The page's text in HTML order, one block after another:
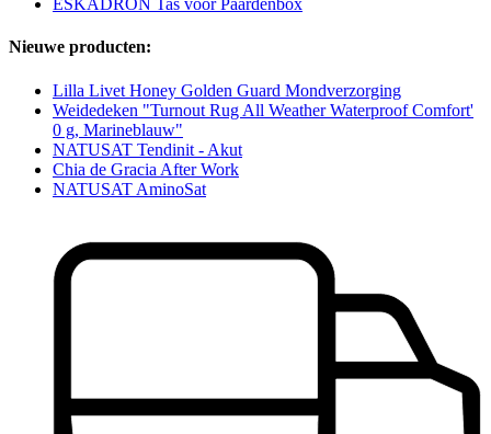
ESKADRON Tas voor Paardenbox
Nieuwe producten:
Lilla Livet Honey Golden Guard Mondverzorging
Weidedeken "Turnout Rug All Weather Waterproof Comfort'
0 g, Marineblauw"
NATUSAT Tendinit - Akut
Chia de Gracia After Work
NATUSAT AminoSat